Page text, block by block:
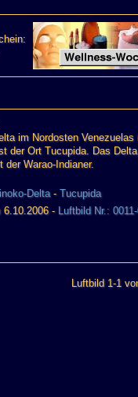
im Nordosten
der Ort Tucupida. Das
der Warao-Indianer.
Delta- Tucupida
6.10.2006 - Luftbild Nr.:
Luftbild 1-1